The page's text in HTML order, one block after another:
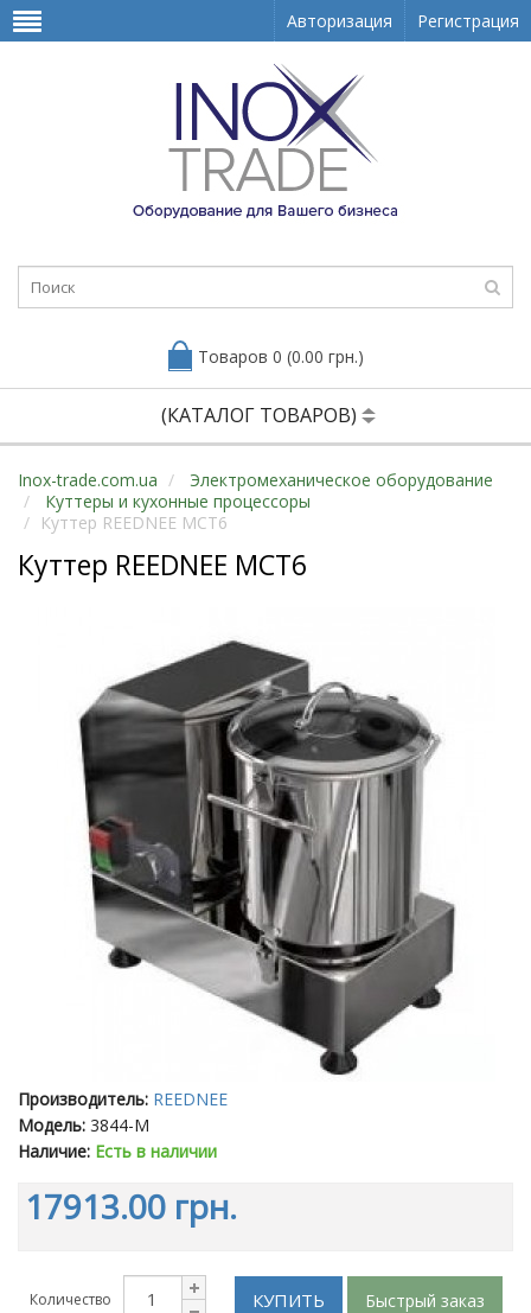
Авторизация Регистрация
Товаров 0 (0.00 грн.)
(КАТАЛОГ ТОВАРОВ)
Inox-trade.com.ua
Электромеханическое оборудование
Куттеры и кухонные процессоры
Куттер REEDNEE MCT6
Куттер REEDNEE MCT6
Производитель: REEDNEE
Модель: 3844-M
Наличие: Есть в наличии
17913.00 грн.
Количество КУПИТЬ Быстрый заказ